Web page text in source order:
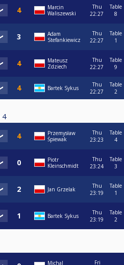
Marcin
Waliszewski
Thu
22:27
Table
8
Adam
Stefankiewicz
Thu
22:27
Table
1
Mateusz
Zdziech
Thu
22:27
Table
9
Bartek Sykus
Thu
22:27
Table
2
4
Przemysław
Śpiewak
Thu
23:23
Table
4
Piotr
Kleinschmidt
Thu
23:24
Table
3
Jan Grzelak
Thu
23:19
Table
1
Bartek Sykus
Thu
23:19
Table
2
Michal
Fri